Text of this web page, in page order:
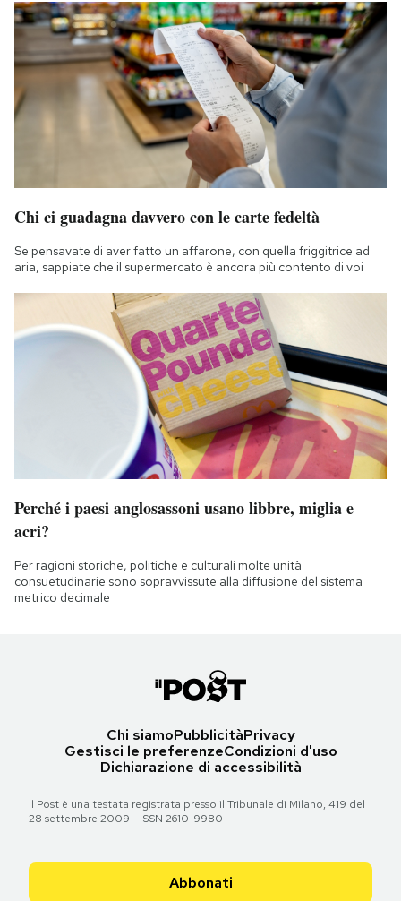
Chi ci guadagna davvero con le carte fedeltà
Se pensavate di aver fatto un affarone, con quella friggitrice ad
aria, sappiate che il supermercato è ancora più contento di voi
Perché i paesi anglosassoni usano libbre, miglia e
acri?
Per ragioni storiche, politiche e culturali molte unità
consuetudinarie sono sopravvissute alla diffusione del sistema
metrico decimale
Chi siamoPubblicitàPrivacy
Gestisci le preferenzeCondizioni d'uso
Dichiarazione di accessibilità
Il Post è una testata registrata presso il Tribunale di Milano, 419 del
28 settembre 2009 - ISSN 2610-9980
Abbonati